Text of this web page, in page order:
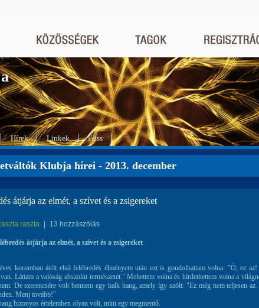
Hírek Linkek Friss
Klubja hírei - 2013. december
átjárja az elmét, a szívet és a zsigereket
raszta 13 hozzászólás
átjárja az elmét, a szívet és a zsigereket
koromban átélt első felébredés élményem után ezt is gondolhattam volna: "Ó, ez az!
Láttam a valóság abszolút természetét." Mehettem volna és hírdethettem volna a
De szerencsére volt bennem egy halk hang, amely így szólt: "Ez még nem teljesen az.
Menj tovább!"
bizonyos értelemben olyan volt, mint egy megmentő.